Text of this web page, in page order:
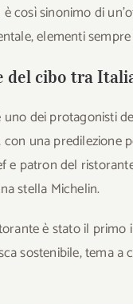
è così sinonimo di
elementi
del cibo tra
uno dei protagonisti
una predilezione
e patron del
stella Michelin.
è stato il
sostenibile, tema